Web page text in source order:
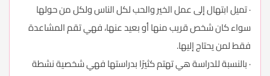
· تميل ابتهال إلى عمل الخير والحب لكل الناس ولكل من حولها
سواء كان شخص قريب منها أو بعيد عنها، فهي تقم المشاعدة
فقط لمن يحتاج إليها.
· بالنسبة للدراسة هي تهتم كثيرًا بدراستها فهي شخصية نشطة